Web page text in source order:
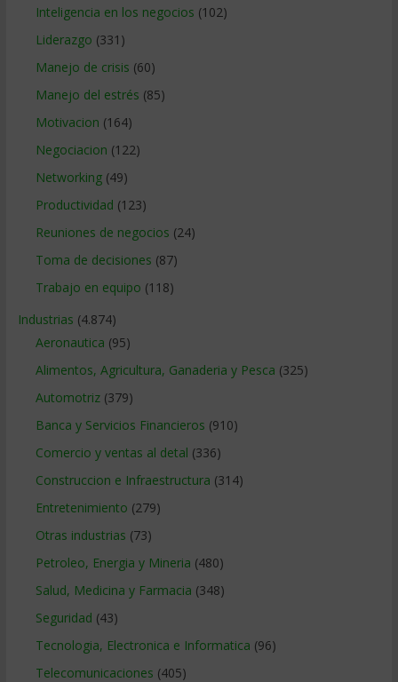
Inteligencia en los negocios (102)
Liderazgo (331)
Manejo de crisis (60)
Manejo del estrés (85)
Motivacion (164)
Negociacion (122)
Networking(49)
Productividad (123)
Reuniones de negocios (24)
Toma de decisiones (87)
Trabajo en equipo (118)
Industrias (4.874)
Aeronautica (95)
Alimentos, Agricultura, Ganaderia y Pesca (325)
Automotriz(379)
Banca y Servicios Financieros (910)
Comercio y ventas al detal (336)
Construccion e Infraestructura (314)
Entretenimiento (279)
Otras industrias (73)
Petroleo, Energia y Mineria (480)
Salud, Medicina y Farmacia (348)
Seguridad (43)
Tecnologia, Electronica e Informatica (96)
Telecomunicaciones (405)